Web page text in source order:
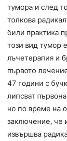
тумора и след
толкова
били практика
този вид тумор
лъчетерапия и
първото
47 години с
липсват
но по време на
заключение, че
извършва